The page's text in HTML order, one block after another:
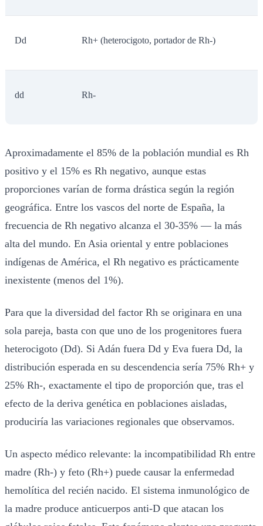
Dd Rh+ (heterocigoto, portador de Rh-)
dd Rh-
Aproximadamente el 85% de la población mundial es Rh
positivo y el 15% es Rh negativo, aunque estas
proporciones varían de forma drástica según la región
geográfica. Entre los vascos del norte de España, la
frecuencia de Rh negativo alcanza el 30-35% — la más
alta del mundo. En Asia oriental y entre poblaciones
indígenas de América, el Rh negativo es prácticamente
inexistente (menos del 1%).
Para que la diversidad del factor Rh se originara en una
sola pareja, basta con que uno de los progenitores fuera
heterocigoto (Dd). Si Adán fuera Dd y Eva fuera Dd, la
distribución esperada en su descendencia sería 75% Rh+ y
25% Rh-, exactamente el tipo de proporción que, tras el
efecto de la deriva genética en poblaciones aisladas,
produciría las variaciones regionales que observamos.
Un aspecto médico relevante: la incompatibilidad Rh entre
madre (Rh-) y feto (Rh+) puede causar la enfermedad
hemolítica del recién nacido. El sistema inmunológico de
la madre produce anticuerpos anti-D que atacan los